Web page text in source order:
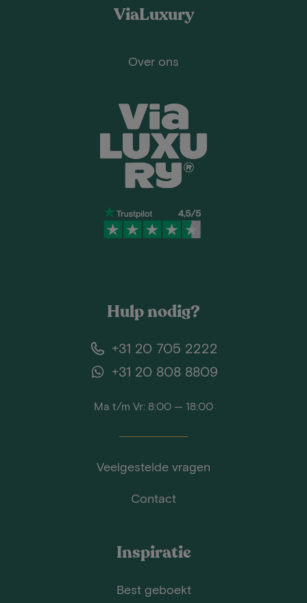
ViaLuxury
Over ons
Hulp nodig?
+31 20 705 2222
+31 20 808 8809
Ma t/m Vr: 8:00 — 18:00
Veelgestelde vragen
Contact
Inspiratie
Best geboekt